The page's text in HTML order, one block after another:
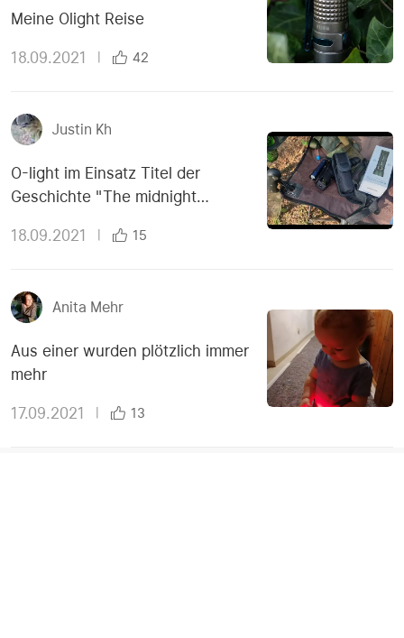
Meine Olight Reise
18.09.2021 42
Justin Kh
O-light im Einsatz Titel der
Geschichte "The midnight
18.09.2021 15
Anita Mehr
Aus einer wurden plötzlich immer
mehr
17.09.2021 13